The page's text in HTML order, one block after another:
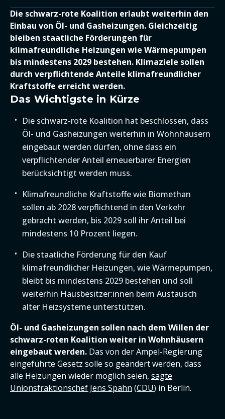
Die schwarz-rote Koalition erlaubt weiterhin den
Einbau von Öl- und Gasheizungen. Gleichzeitig
bleiben staatliche Förderungen für
klimafreundliche Heizungen wie Wärmepumpen
bis mindestens 2029 bestehen. Klimaziele sollen
durch verpflichtende Anteile klimafreundlicher
Kraftstoffe erreicht werden.
Das Wichtigste in Kürze
Die schwarz-rote Koalition hat beschlossen, dass
Öl- und Gasheizungen weiterhin in Wohnhäusern
eingebaut werden dürfen, ohne dass ein
verpflichtender Anteil erneuerbarer Energien
berücksichtigt werden muss.
Klimafreundliche Kraftstoffe wie Biomethan
sollen ab 2028 verpflichtend in den Verkehr
gebracht werden, bis 2029 soll ihr Anteil bei
mindestens 10 Prozent liegen.
Die staatliche Förderung für den Kauf
klimafreundlicher Heizungen, wie Wärmepumpen,
bleibt bis mindestens 2029 bestehen und soll
weiterhin Hausbesitzer:innen beim Austausch
alter Heizsysteme unterstützen.
Öl- und Gasheizungen sollen nach dem Willen der
schwarz-roten Koalition weiter in Wohnhäusern
eingebaut werden. Das von der Ampel-Regierung
eingeführte Gesetz solle so geändert werden, dass
alle Heizungen wieder möglich seien, sagte
Unionsfraktionschef Jens Spahn (CDU) in Berlin.